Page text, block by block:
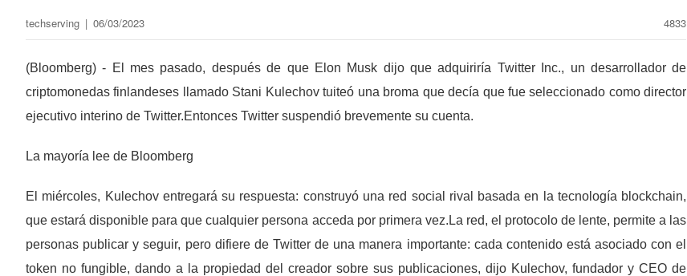
techserving | 06/03/2023 4833
(Bloomberg) - El mes pasado, después de que Elon Musk dijo que adquiriría Twitter Inc., un desarrollador de
criptomonedas finlandeses llamado Stani Kulechov tuiteó una broma que decía que fue seleccionado como director
ejecutivo interino de Twitter.Entonces Twitter suspendió brevemente su cuenta.
La mayoría lee de Bloomberg
El miércoles, Kulechov entregará su respuesta: construyó una red social rival basada en la tecnología blockchain,
que estará disponible para que cualquier persona acceda por primera vez.La red, el protocolo de lente, permite a las
personas publicar y seguir, pero difiere de Twitter de una manera importante: cada contenido está asociado con el
token no fungible, dando a la propiedad del creador sobre sus publicaciones, dijo Kulechov, fundador y CEO de